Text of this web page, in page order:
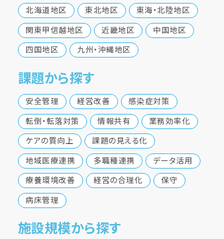
北海道地区 東北地区
東海・北陸地区
関東甲信越地区
近畿地区
中国地区
四国地区
九州・沖縄地区
課題から探す
安全管理 経営改善
感染症対策
転倒・転落対策
情報共有
業務効率化
ケアの質向上
課題の見える化
地域医療連携
多職種連携
データ活用
療養環境改善
経営の合理化
保守
病床管理
施設規模から探す